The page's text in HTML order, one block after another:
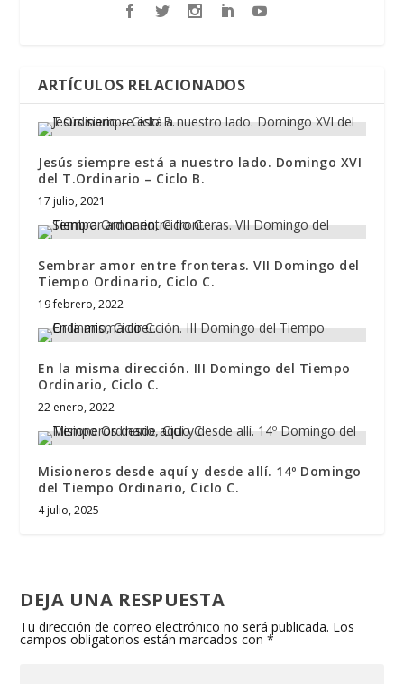
ARTÍCULOS RELACIONADOS
Jesús siempre está a nuestro lado. Domingo XVI
del T.Ordinario – Ciclo B.
17 julio, 2021
Sembrar amor entre fronteras. VII Domingo del
Tiempo Ordinario, Ciclo C.
19 febrero, 2022
En la misma dirección. III Domingo del Tiempo
Ordinario, Ciclo C.
22 enero, 2022
Misioneros desde aquí y desde allí. 14º Domingo
del Tiempo Ordinario, Ciclo C.
4 julio, 2025
DEJA UNA RESPUESTA
Tu dirección de correo electrónico no será publicada. Los
campos obligatorios están marcados con*